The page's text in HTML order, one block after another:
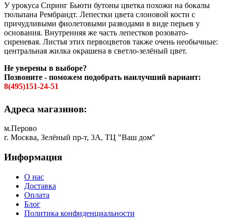
У урокуса Спринг Бьюти бутоны цветка похожи на бокалы
тюльпана Рембрандт. Лепестки цвета слоновой кости с
причудливыми фиолетовыми разводами в виде перьев у
основания. Внутренняя же часть лепестков розовато-
сиреневая. Листья этих первоцветов также очень необычные:
центральная жилка окрашена в светло-зелёный цвет.
Не уверены в выборе?
Позвоните - поможем подобрать наилучший вариант:
8(495)151-24-51
Адреса магазинов:
м.Перово
г. Москва, Зелёный пр-т, 3А, ТЦ "Ваш дом"
Информация
О нас
Доставка
Оплата
Блог
Политика конфиденциальности